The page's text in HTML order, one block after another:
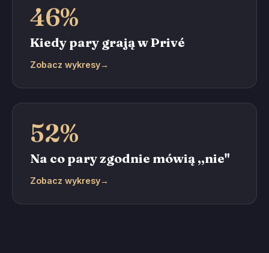
46%
Kiedy pary grają w Privé
Zobacz wykresy→
52%
Na co pary zgodnie mówią „nie"
Zobacz wykresy→